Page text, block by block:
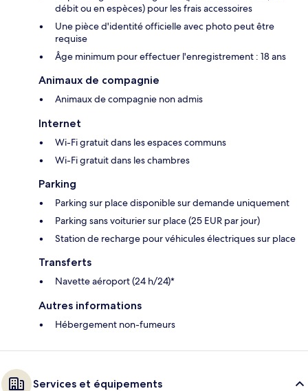
débit ou en espèces) pour les frais accessoires
Une pièce d'identité officielle avec photo peut être
requise
Âge minimum pour effectuer l'enregistrement : 18 ans
Animaux de compagnie
Animaux de compagnie non admis
Internet
Wi-Fi gratuit dans les espaces communs
Wi-Fi gratuit dans les chambres
Parking
Parking sur place disponible sur demande uniquement
Parking sans voiturier sur place (25 EUR par jour)
Station de recharge pour véhicules électriques sur place
Transferts
Navette aéroport (24 h/24)*
Autres informations
Hébergement non-fumeurs
Services et équipements